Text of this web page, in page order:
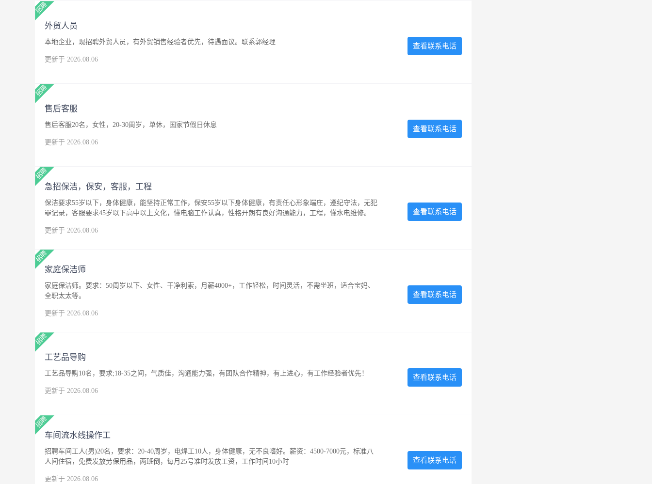
外贸人员
本地企业，现招聘外贸人员，有外贸销售经验者优先，待遇面议。联系郭经理
更新于 2026.08.06
查看联系电话
售后客服
售后客服20名，女性，20-30周岁，单休，国家节假日休息
更新于 2026.08.06
查看联系电话
急招保洁，保安，客服，工程
保洁要求55岁以下，身体健康，能坚持正常工作，保安55岁以下身体健康，有责任心形象端庄，遵纪守法，无犯
罪记录，客服要求45岁以下高中以上文化，懂电脑工作认真，性格开朗有良好沟通能力，工程，懂水电维修。
更新于 2026.08.06
查看联系电话
家庭保洁师
家庭保洁师。要求：50周岁以下、女性、干净利索，月薪4000+，工作轻松，时间灵活，不需坐班，适合宝妈、
全职太太等。
更新于 2026.08.06
查看联系电话
工艺品导购
工艺品导购10名，要求;18-35之间，气质佳，沟通能力强，有团队合作精神，有上进心，有工作经验者优先！
更新于 2026.08.06
查看联系电话
车间流水线操作工
招聘车间工人(男)20名，要求：20-40周岁，电焊工10人，身体健康，无不良嗜好。薪资：4500-7000元，标准八
人间住宿，免费发放劳保用品，两班倒，每月25号准时发放工资，工作时间10小时
更新于 2026.08.06
查看联系电话